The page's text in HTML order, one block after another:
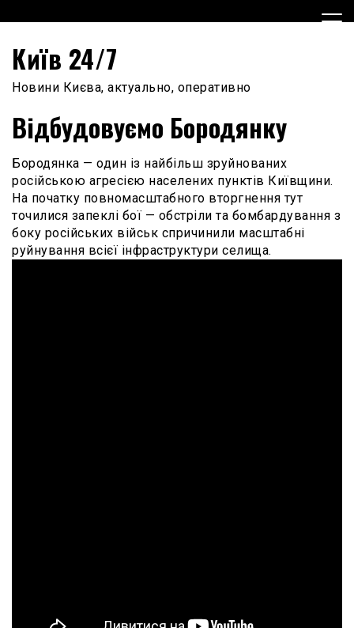
to
Київ 24/7
Новини Києва, актуально, оперативно
Відбудовуємо Бородянку
Бородянка — один із найбільш зруйнованих
російською агресією населених пунктів Київщини.
На початку повномасштабного вторгнення тут
точилися запеклі бої — обстріли та бомбардування з
боку російських військ спричинили масштабні
руйнування всієї інфраструктури селища.